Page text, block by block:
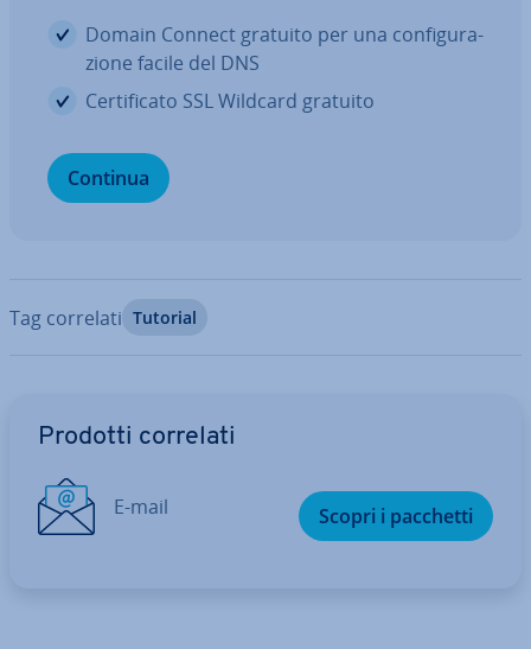
Domain Connect gratuito per una con­fi­gu­ra­
zio­ne facile del DNS
Cer­ti­fi­ca­to SSL Wildcard gratuito
Continua
Tag correlati Tutorial
Prodotti correlati
E-mail Scopri i pacchetti